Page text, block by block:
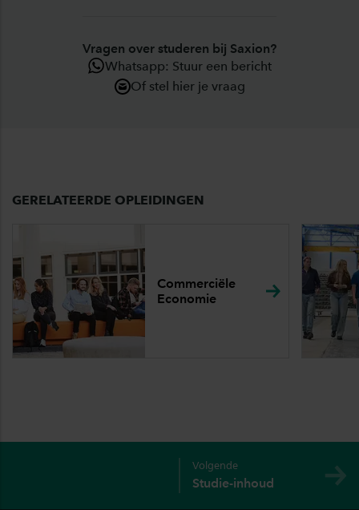
Vragen over studeren bij Saxion?
Whatsapp: Stuur een bericht
Of stel hier je vraag
GERELATEERDE OPLEIDINGEN
Commerciële
Economie
Volgende
Studie-inhoud